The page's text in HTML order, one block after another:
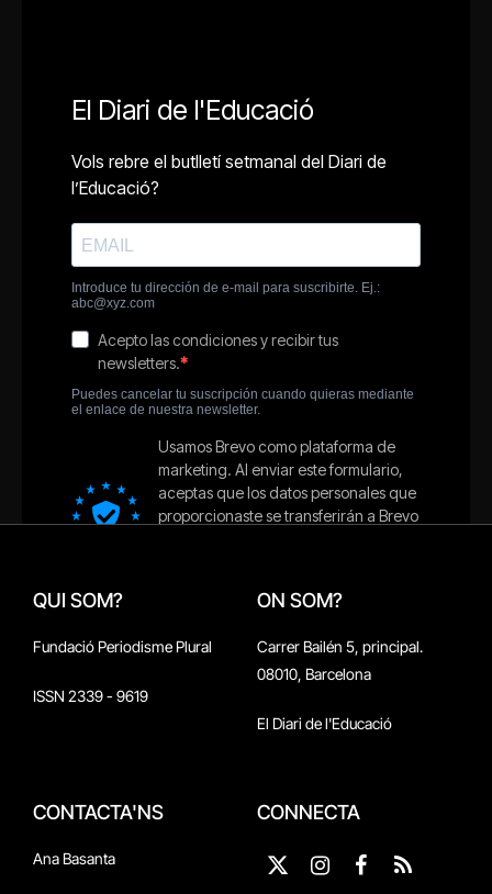
QUI SOM?
Fundació Periodisme Plural
ISSN 2339 - 9619
ON SOM?
Carrer Bailén 5, principal.
08010, Barcelona
El Diari de l'Educació
CONTACTA'NS
Ana Basanta
CONNECTA
X
Instagram
Facebook
RSS